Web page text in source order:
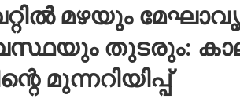
മഴയും
തുടരും:
മുന്നറിയിപ്പ്